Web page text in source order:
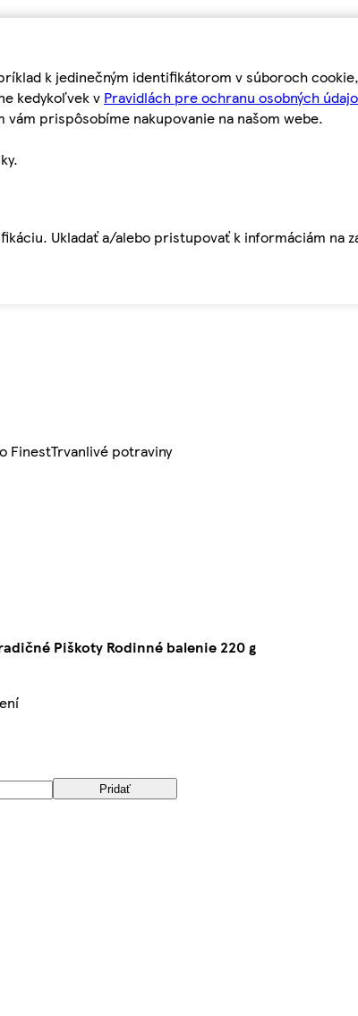
k jedinečným identifikátorom v súboroch
kedykoľvek v Pravidlách pre ochranu osobných
prispôsobíme nakupovanie na našom webe.
Ukladať a/alebo pristupovať k informáciám na
FinestTrvanlivé potraviny
Piškoty Rodinné balenie 220 g
Pridať